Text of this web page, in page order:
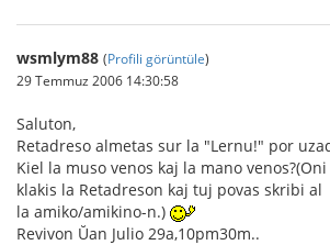
wsmlym88 (Profili görüntüle)
29 Temmuz 2006 14:30:58
Saluton,
Retadreso almetas sur la "Lernu!" por
Kiel la muso venos kaj la mano venos?(Oni
klakis la Retadreson kaj tuj povas skribi al
la amiko/amikino-n.)
Revivon Ŭan Julio 29a,10pm30m..